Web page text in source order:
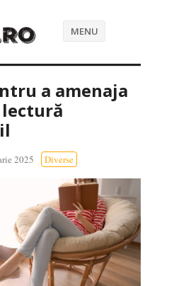
MENU
a amenaja
2025 Diverse